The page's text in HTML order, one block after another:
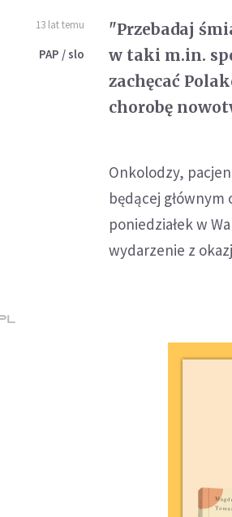
13 lat temu
PAP / slo
"Przebadaj
w taki m.in.
zachęcać
chorobę
Onkolodzy,
będącej
poniedziałek w
wydarzenie z